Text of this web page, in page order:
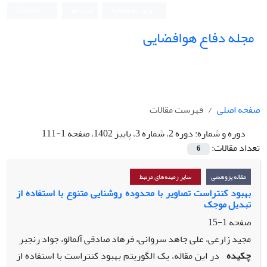
مجله دفاع هوافضایی
صفحه اصلی
فهرست مقالات
دوره و شماره:دوره 2، شماره 3، پاییز 1402، صفحه 1-111
تعداد مقالات:
6
مقاله پژوهشی سایر زمینه‌های مرتبط
بهبود کنتراست تصاویر با محدوده روشنایی متنوع با استفاده از
تبدیل موجک
صفحه1-15
مجید زارعی، علی جاهد سروانی، فرهاد صادقی آلمالو، جواد رنجبر
چکیده در این مقاله، یک الگوریتم بهبود کنتراست با استفاده از